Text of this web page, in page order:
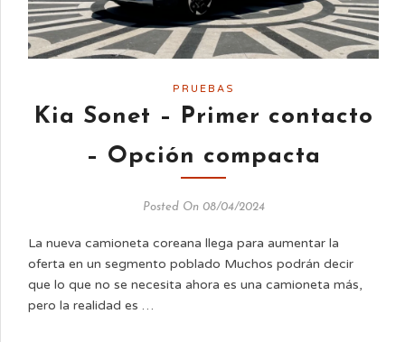
PRUEBAS
Kia Sonet – Primer contacto
– Opción compacta
Posted On 08/04/2024
La nueva camioneta coreana llega para aumentar la
oferta en un segmento poblado Muchos podrán decir
que lo que no se necesita ahora es una camioneta más,
pero la realidad es …